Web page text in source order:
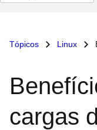
idioma
Tópicos Linux
cargas